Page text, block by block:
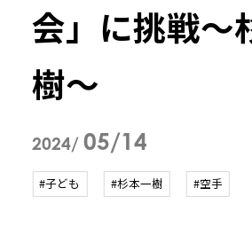
会」に挑戦～
樹～
2024/05/14
#子ども #杉本一樹 #空手